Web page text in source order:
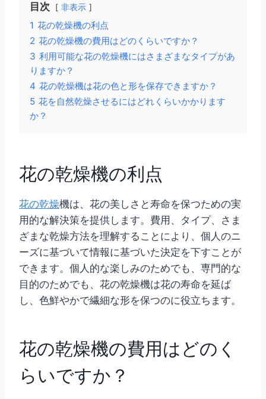
目次 非表示
1 花の乾燥機の利点
2 花の乾燥機の費用はどのくらいですか？
3 利用可能な花の乾燥機にはさまざまなタイプがあ
りますか？
4 花の乾燥機は花の色と形を保存できますか？
5 花を自然乾燥させるにはどれくらいかかります
か？
花の乾燥機の利点
花の乾燥機は、花の美しさと寿命を保つための実
用的な解決策を提供します。費用、タイプ、さま
ざまな乾燥方法を理解することにより、個人のニ
ーズに基づいて情報に基づいた決定を下すことが
できます。個人的な楽しみのためでも、専門的な
目的のためでも、花の乾燥機は花の寿命を延ば
し、色鮮やかで繊細な形を保つのに役立ちます。
花の乾燥機の費用はどのく
らいですか？